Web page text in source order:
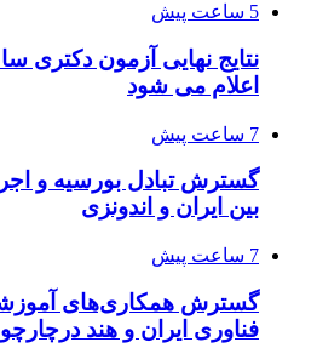
5 ساعت پیش
اعلام می شود
7 ساعت پیش
گسترش تبادل بورسیه و
بین ایران و اندونزی
7 ساعت پیش
گسترش همکاری‌های
فناوری ایران و هند